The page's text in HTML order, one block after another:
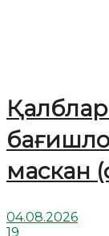
маскан
04.08.2026
19